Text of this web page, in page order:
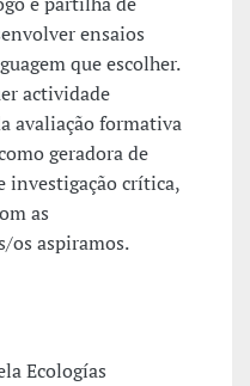
ensaios
que escolher.
actividade
avaliação formativa
geradora de
investigação crítica,
as
os aspiramos.
Ecologías